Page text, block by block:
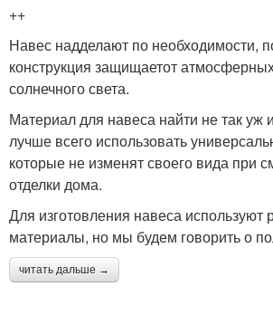
++
Навес надделают по необходимости,
конструкция защищаетот
солнечного света.
Материал для навеса найти не так уж
лучше всего использовать
которые не изменят своего вида при
отделки дома.
Для изготовления навеса используют
материалы, но мы будем говорить о
читать дальше →